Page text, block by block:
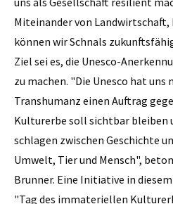
Miteinander von Landwirtschaft,
können wir Schnals
Ziel sei es, die Unesco-
zu machen. "Die Unesco hat
Transhumanz einen Auftrag
Kulturerbe soll sichtbar bleiben
schlagen zwischen Geschichte
Umwelt, Tier und Mensch",
Brunner. Eine Initiative in
"Tag des immateriellen